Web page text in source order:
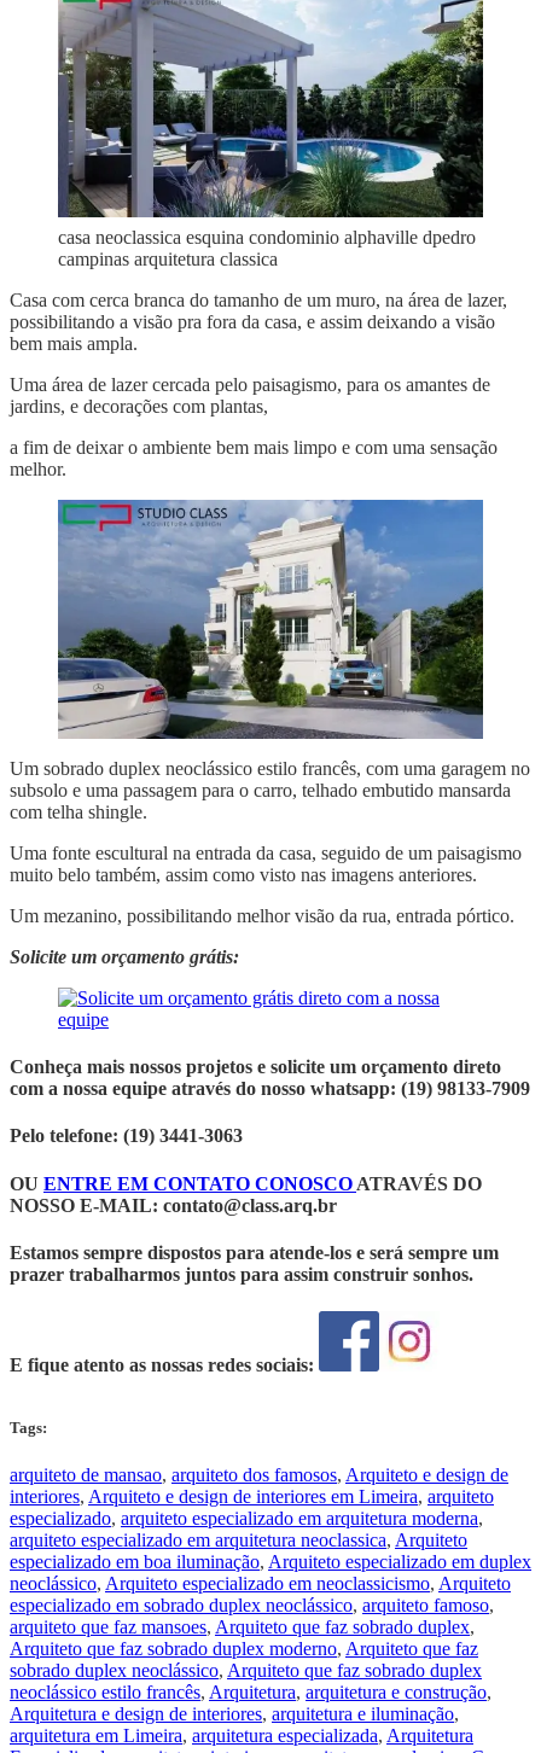
casa neoclassica esquina condominio alphaville dpedro
campinas arquitetura classica
Casa com cerca branca do tamanho de um muro, na área de lazer,
possibilitando a visão pra fora da casa, e assim deixando a visão
bem mais ampla.
Uma área de lazer cercada pelo paisagismo, para os amantes de
jardins, e decorações com plantas,
a fim de deixar o ambiente bem mais limpo e com uma sensação
melhor.
Um sobrado duplex neoclássico estilo francês, com uma garagem no
subsolo e uma passagem para o carro, telhado embutido mansarda
com telha shingle.
Uma fonte escultural na entrada da casa, seguido de um paisagismo
muito belo também, assim como visto nas imagens anteriores.
Um mezanino, possibilitando melhor visão da rua, entrada pórtico.
Solicite um orçamento grátis:
Conheça mais nossos projetos e solicite um orçamento direto
com a nossa equipe através do nosso whatsapp: (19) 98133-7909
Pelo telefone: (19) 3441-3063
OU ENTRE EM CONTATO CONOSCO ATRAVÉS DO
NOSSO E-MAIL: contato@class.arq.br
Estamos sempre dispostos para atende-los e será sempre um
prazer trabalharmos juntos para assim construir sonhos.
E fique atento as nossas redes sociais:
Tags:
arquiteto de mansao, arquiteto dos famosos, Arquiteto e design de
interiores, Arquiteto e design de interiores em Limeira, arquiteto
especializado, arquiteto especializado em arquitetura moderna,
arquiteto especializado em arquitetura neoclassica, Arquiteto
especializado em boa iluminação, Arquiteto especializado em duplex
neoclássico, Arquiteto especializado em neoclassicismo, Arquiteto
especializado em sobrado duplex neoclássico, arquiteto famoso,
arquiteto que faz mansoes, Arquiteto que faz sobrado duplex,
Arquiteto que faz sobrado duplex moderno, Arquiteto que faz
sobrado duplex neoclássico, Arquiteto que faz sobrado duplex
neoclássico estilo francês, Arquitetura, arquitetura e construção,
Arquitetura e design de interiores, arquitetura e iluminação,
arquitetura em Limeira, arquitetura especializada, Arquitetura